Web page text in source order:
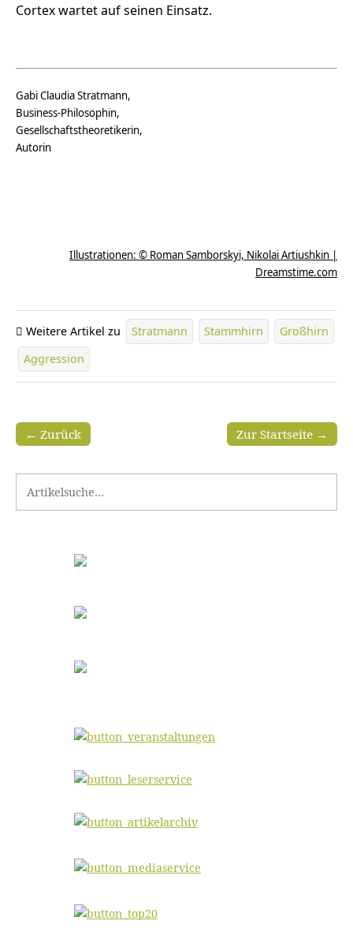
Cortex wartet auf seinen Einsatz.
Gabi Claudia Stratmann,
Business-Philosophin,
Gesellschaftstheoretikerin,
Autorin
Illustrationen: © Roman Samborskyi, Nikolai Artiushkin |
Dreamstime.com
Weitere Artikel zu Stratmann Stammhirn
Großhirn
Aggression
Zur Startseite →
← Zurück